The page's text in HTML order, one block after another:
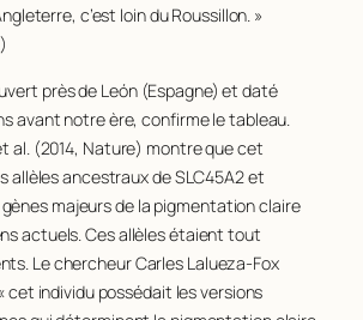
c’est loin du Roussillon. »
près de León (Espagne) et daté
avant notre ère, confirme le tableau.
al. (2014, Nature) montre que cet
allèles ancestraux de SLC45A2 et
majeurs de la pigmentation claire
actuels. Ces allèles étaient tout
Le chercheur Carles Lalueza-Fox
cet individu possédait les versions